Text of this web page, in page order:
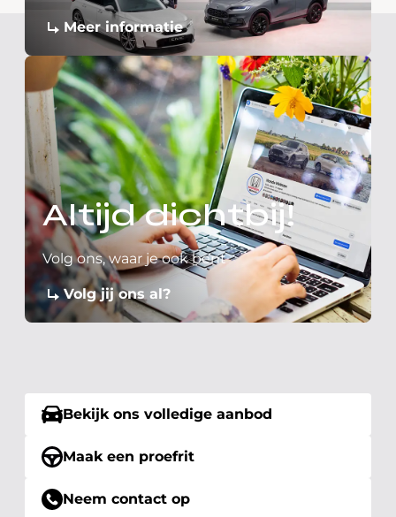
Meer informatie
Altijd dichtbij!
Volg ons, waar je ook bent
Volg jij ons al?
Bekijk ons volledige aanbod
Maak een proefrit
Neem contact op